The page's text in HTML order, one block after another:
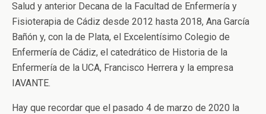
Salud y anterior Decana de la Facultad de Enfermería y
Fisioterapia de Cádiz desde 2012 hasta 2018, Ana García
Bañón y, con la de Plata, el Excelentísimo Colegio de
Enfermería de Cádiz, el catedrático de Historia de la
Enfermería de la UCA, Francisco Herrera y la empresa
IAVANTE.
Hay que recordar que el pasado 4 de marzo de 2020 la